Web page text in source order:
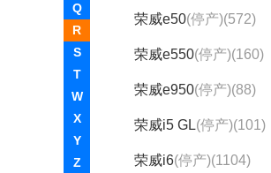
Q
R
S
T
W
X
Y
Z
荣威e50(停产)(572)
荣威e550(停产)(160)
荣威e950(停产)(88)
荣威i5 GL(停产)(101)
荣威i6(停产)(1104)